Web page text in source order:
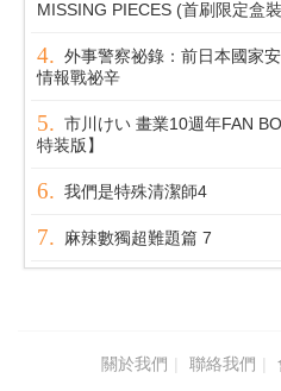
MISSING PIECES (首刷限定盒
外事警察祕錄：前日本國家
情報戰祕辛
市川けい 畫業10週年FAN
特装版】
我們是特殊清潔師4
麻辣數獨超難題篇 7
關於我們 聯絡我們